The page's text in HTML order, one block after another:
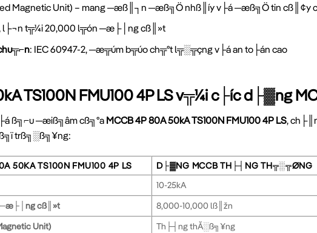
Magnetic Unit) – mang ─æß║┐n ─æß╗Ö nhß║íy v├á ─æß╗Ö tin cß║¢y
l├¬n t╦¼i 20,000 l╦ón ─æ├│ng cß║»t
: IEC 60947-2, ─æ╦úm b╦úo ch╦ºt l╦░╦çng v├á an to├án cao
TS100N FMU100 4P LS v╦¼i c├íc d├▓ng
ß╗⌐u ─æiß╗âm cß╗ºaMCCB 4P 80A 50kA TS100N FMU100 4P LS,
trß╗░ß╗¥ng:
50KA TS100N FMU100 4P LS D├▓NG MCCB TH├┤NG TH╦░╦ØNG
10-25kA
─æ├│ng cß║»t 8,000-10,000 lß║žn
Unit) Th├┤ng thĂ░ß╗¥ng